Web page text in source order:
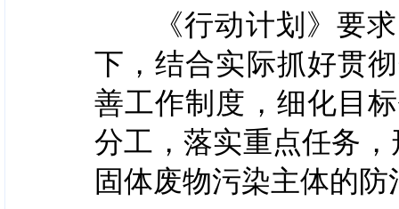
《行动计划》要求
下，结合实际抓好贯
善工作制度，细化目
分工，落实重点任务
固体废物污染主体的